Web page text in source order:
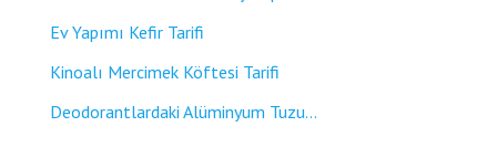
Ev Yapımı Kefir Tarifi
Kinoalı Mercimek Köftesi Tarifi
Deodorantlardaki Alüminyum Tuzu...